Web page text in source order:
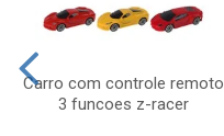
Carro com controle remoto
3 funcoes z-racer